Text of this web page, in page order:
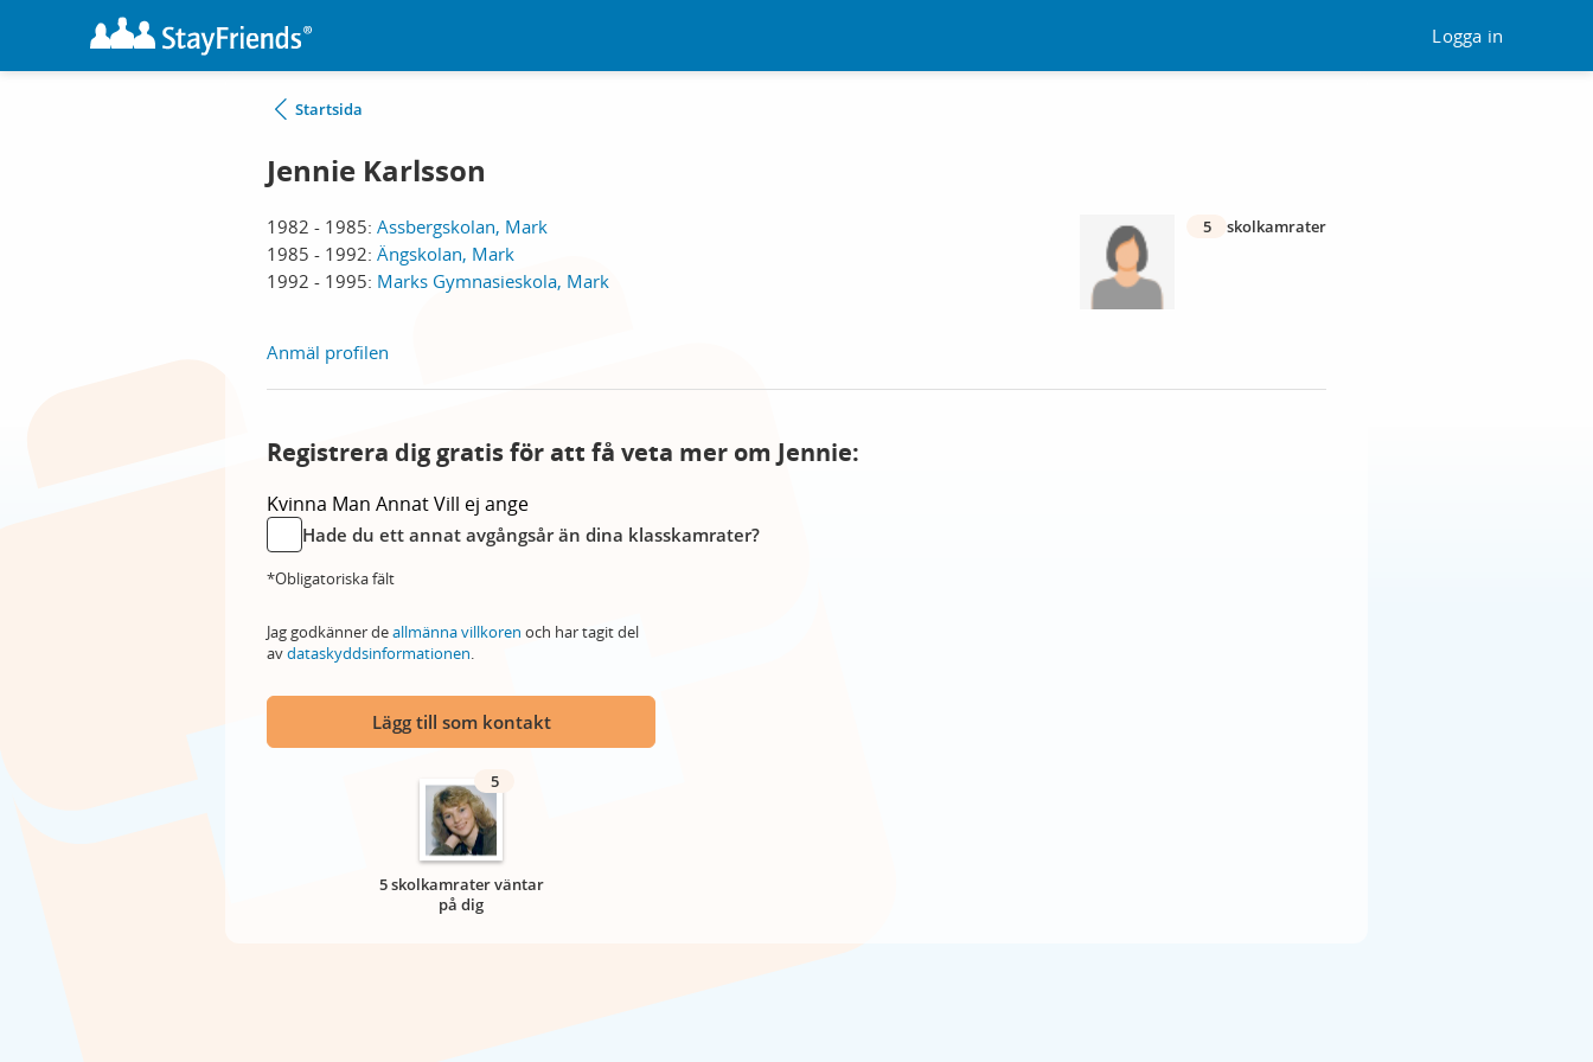
Logga in
Startsida
Jennie Karlsson
1982 - 1985: Assbergskolan, Mark
1985 - 1992: Ängskolan, Mark
1992 - 1995: Marks Gymnasieskola, Mark
5 skolkamrater
Anmäl profilen
Registrera dig gratis för att få veta mer om Jennie:
Kvinna Man AnnatVill ej ange
Hade du ett annat avgångsår än dina klasskamrater?
*Obligatoriska fält
Jag godkänner deallmänna villkoren och har tagit del
avdataskyddsinformationen.
Lägg till som kontakt
5
5 skolkamrater väntar
på dig